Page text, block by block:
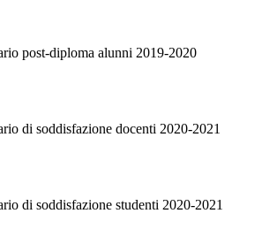
post-diploma alunni 2019-2020
di soddisfazione docenti 2020-2021
di soddisfazione studenti 2020-2021